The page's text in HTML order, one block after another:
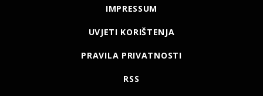
IMPRESSUM
UVJETI KORIŠTENJA
PRAVILA PRIVATNOSTI
RSS